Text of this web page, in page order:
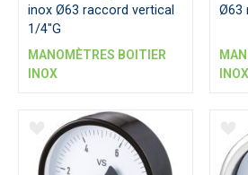
inox Ø63 raccord vertical
1/4"G
MANOMÈTRES BOITIER
INOX
Ø63
INOX